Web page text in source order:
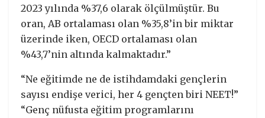
2023 yılında %37,6 olarak ölçülmüştür. Bu
oran, AB ortalaması olan %35,8’in bir miktar
üzerinde iken, OECD ortalaması olan
%43,7’nin altında kalmaktadır.”
“Ne eğitimde ne de istihdamdaki gençlerin
sayısı endişe verici, her 4 gençten biri NEET!”
“Genç nüfusta eğitim programlarını